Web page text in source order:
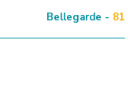
Bellegarde - 81